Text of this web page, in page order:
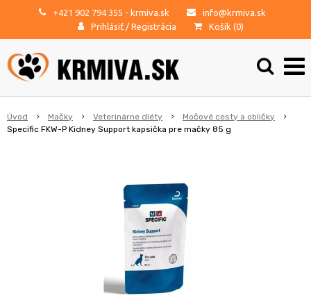
+421 902 794 355 - krmiva.sk
info@krmiva.sk
Prihlásiť / Registrácia Košík (0)
Úvod Mačky Veterinárne diéty
Močové cesty a obličky
Specific FKW-P Kidney Support kapsička pre mačky 85 g